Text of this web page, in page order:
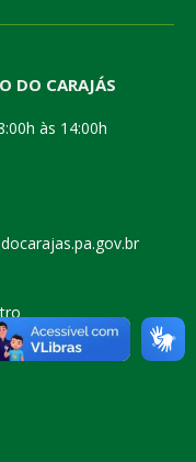
DO CARAJÁS
às 14:00h